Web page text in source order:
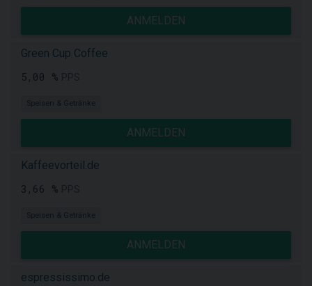
ANMELDEN
Green Cup Coffee
5,00 %
Speisen & Getränke
ANMELDEN
Kaffeevorteil.de
3,66 %
Speisen & Getränke
ANMELDEN
espressissimo.de